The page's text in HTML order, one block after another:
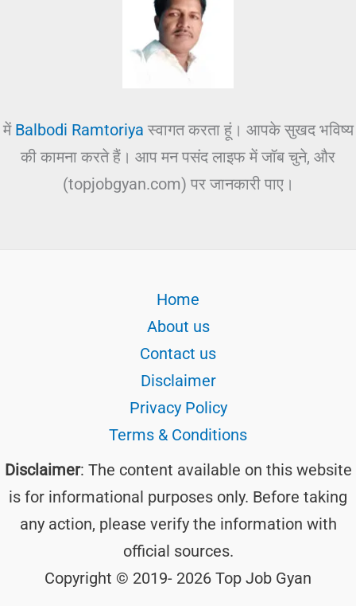
में Balbodi Ramtoriya स्वागत करता हूं। आपके सुखद भविष्य
की कामना करते हैं। आप मन पसंद लाइफ में जॉब चुने, और
(topjobgyan.com) पर जानकारी पाए।
Home
About us
Contact us
Disclaimer
Privacy Policy
Terms & Conditions
Disclaimer: The content available on this website
is for informational purposes only. Before taking
any action, please verify the information with
official sources.
Copyright © 2019- 2026 Top Job Gyan